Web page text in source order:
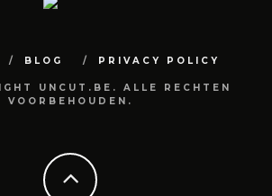
BLOG PRIVACY POLICY
UNCUT.BE. ALLE RECHTEN
VOORBEHOUDEN.